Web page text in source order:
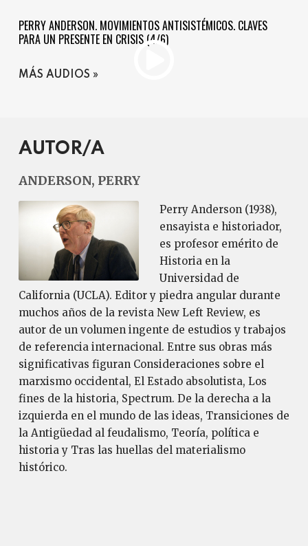
PERRY ANDERSON. MOVIMIENTOS ANTISISTÉMICOS. CLAVES
PARA UN PRESENTE EN CRISIS (4/6)
MÁS AUDIOS
AUTOR/A
ANDERSON, PERRY
Perry Anderson (1938),
ensayista e historiador,
es profesor emérito de
Historia en la
Universidad de
California (UCLA). Editor y piedra angular durante
muchos años de la revista New Left Review, es
autor de un volumen ingente de estudios y trabajos
de referencia internacional. Entre sus obras más
significativas figuran Consideraciones sobre el
marxismo occidental, El Estado absolutista, Los
fines de la historia, Spectrum. De la derecha a la
izquierda en el mundo de las ideas, Transiciones de
la Antigüedad al feudalismo, Teoría, política e
historia y Tras las huellas del materialismo
histórico.